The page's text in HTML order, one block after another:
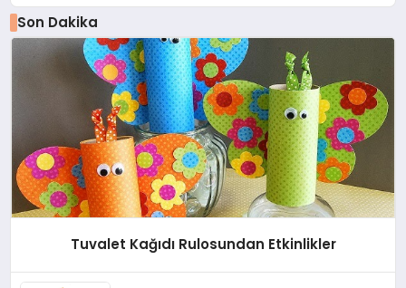
Son Dakika
Tuvalet Kağıdı Rulosundan Etkinlikler